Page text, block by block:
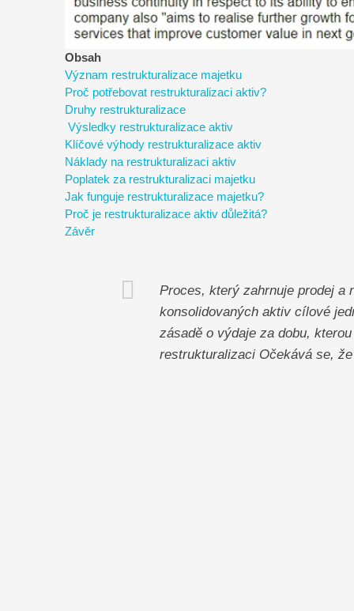
Obsah
Význam restrukturalizace majetku
Proč potřebovat restrukturalizaci aktiv?
Druhy restrukturalizace
Výsledky restrukturalizace aktiv
Klíčové výhody restrukturalizace aktiv
Náklady na restrukturalizaci aktiv
Poplatek za restrukturalizaci majetku
Jak funguje restrukturalizace majetku?
Proč je restrukturalizace aktiv důležitá?
Závěr
Proces, který zahrnuje prodej a
konsolidovaných aktiv cílové
zásadě o výdaje za dobu,
restrukturalizaci Očekává se, že